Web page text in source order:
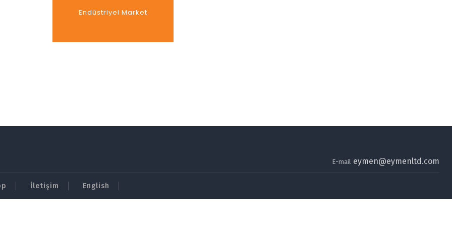
Endüstriyel Market
E-mail eymen@eymenltd.com
İletişim English